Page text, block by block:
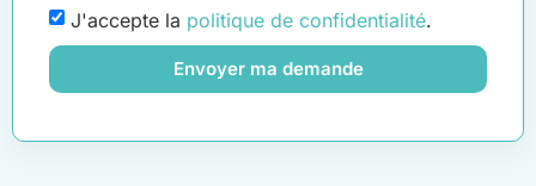
J'accepte la politique de confidentialité.
Envoyer ma demande